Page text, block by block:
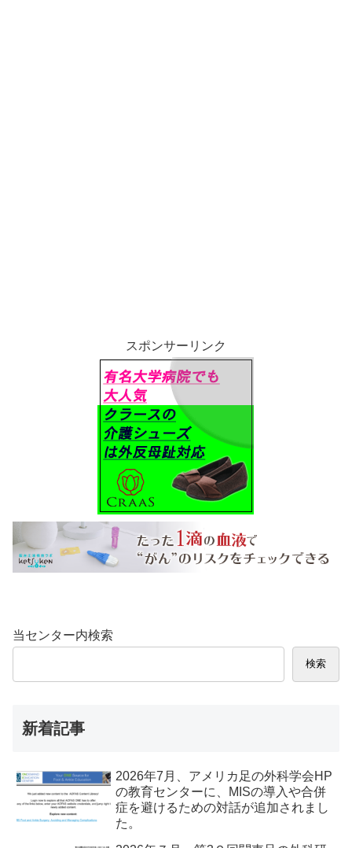
スポンサーリンク
当センター内検索
検索
新着記事
2026年7月、アメリカ足の外科学会HP
の教育センターに、MISの導入や合併
症を避けるための対話が追加されまし
た。